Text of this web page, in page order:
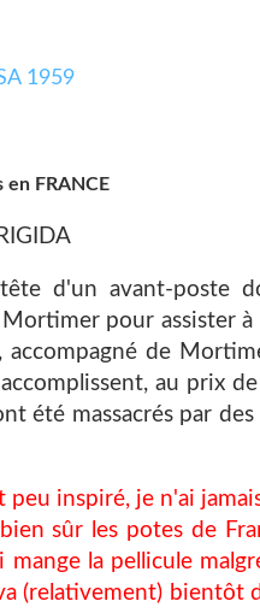
en FRANCE
d'un avant-poste
pour assister
accompagné de
au prix
été massacrés par des
peu inspiré, je n'ai
sûr les potes de
la pellicule
(relativement) bientôt